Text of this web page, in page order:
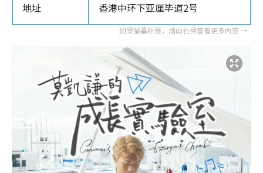
地址 香港中环下亚厘毕道2号